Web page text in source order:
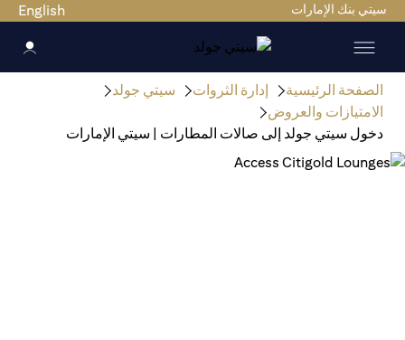
سيتي بنك الإمارات English
الصفحة الرئيسية إدارة الثروات
سيتي جولد
الامتيازات والعروض
دخول سيتي جولد إلى صالات المطارات | سيتي الإمارات